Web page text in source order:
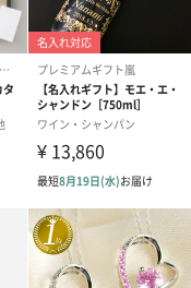
トグリ
円）
ブーケ（ピン
（1,650円）
ーブドフラワーを同